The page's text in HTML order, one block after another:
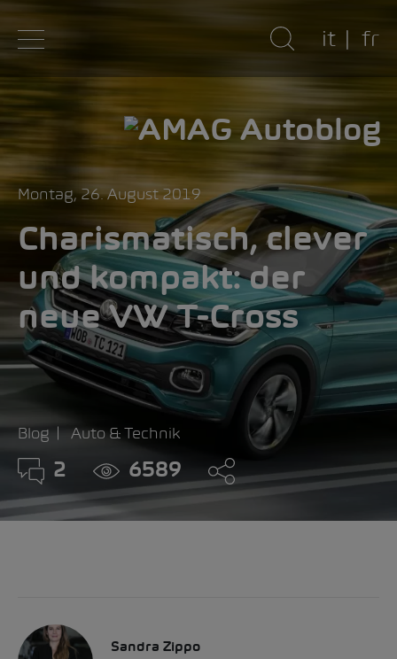
it fr
Montag, 26. August 2019
Charismatisch, clever
und kompakt: der
neue VW T-Cross
Blog Auto & Technik
2 6589
Sandra Zippo